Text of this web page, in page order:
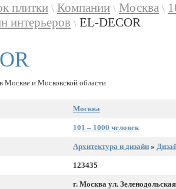
плитки \ Компании \ Москва \
интерьеров \ EL-DECOR
Москве и Московской области
Москва
101 – 1000 человек
Архитектура и дизайн »
123435
г. Москва ул.